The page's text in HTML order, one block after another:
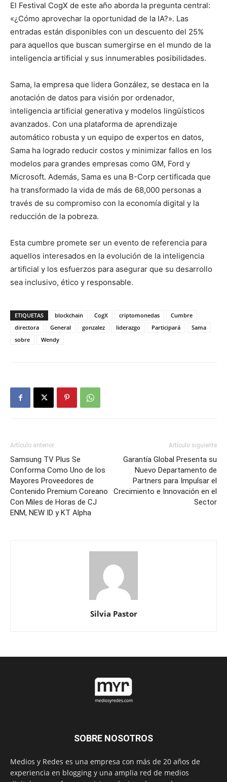
El Festival CogX de este año aborda la pregunta central:
«¿Cómo aprovechar la oportunidad de la IA?». Las
entradas están disponibles con un descuento del 25%
para aquellos que buscan sumergirse en el mundo de la
inteligencia artificial y sus innumerables posibilidades.
Sama, la empresa que lidera González, se destaca en la
anotación de datos para visión por ordenador,
inteligencia artificial generativa y modelos lingüísticos
avanzados. Con una plataforma de aprendizaje
automático robusta y un equipo de expertos en datos,
Sama ha logrado reducir costos y minimizar fallos en los
modelos para grandes empresas como GM, Ford y
Microsoft. Además, Sama es una B-Corp certificada que
ha transformado la vida de más de 68,000 personas a
través de su compromiso con la economía digital y la
reducción de la pobreza.
Esta cumbre promete ser un evento de referencia para
aquellos interesados en la evolución de la inteligencia
artificial y los esfuerzos para asegurar que su desarrollo
sea inclusivo, ético y responsable.
ETIQUETAS blockchain CogX criptomonedas
Cumbre
directora
General gonzalez liderazgo Participará
Sama
sobre
Wendy
Artículo anterior
Samsung TV Plus Se
Conforma Como Uno de los
Mayores Proveedores de
Contenido Premium Coreano
Con Miles de Horas de CJ
ENM, NEW ID y KT Alpha
Artículo siguiente
Garantía Global Presenta su
Nuevo Departamento de
Partners para Impulsar el
Crecimiento e Innovación en el
Sector
Silvia Pastor
SOBRE NOSOTROS
Medios y Redes es una empresa con más de 20 años de
experiencia en blogging y una amplia red de medios